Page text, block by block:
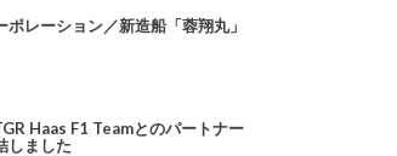
ポレーション／新造船「蓉翔丸」
Haas F1 Teamとのパートナー
しました